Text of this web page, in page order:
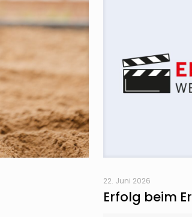
22. Juni 2026
Erfolg beim